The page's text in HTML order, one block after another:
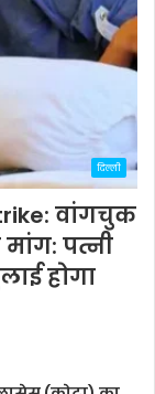
दिल्ली
वांगचुक
पत्नी
होगा